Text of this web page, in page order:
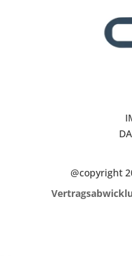
@copyright